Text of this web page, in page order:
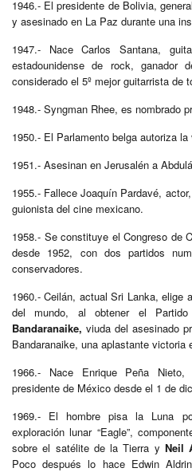
1946.- El presidente de Bolivia,
y asesinado en La Paz durante una
1947.- Nace Carlos Santana,
estadounidense de rock, ganador
considerado el 5º mejor guitarrista de
1948.- Syngman Rhee, es nombrado
1950.- El Parlamento belga autoriza
1951.- Asesinan en Jerusalén a
1955.- Fallece Joaquín Pardavé,
guionista del cine mexicano.
1958.- Se constituye el Congreso de
desde 1952, con dos partidos
conservadores.
1960.- Ceilán, actual Sri Lanka, elige
del mundo, al obtener el
Bandaranaike, viuda del asesinado
Bandaranaike, una aplastante victoria
1966.- Nace Enrique Peña
presidente de México desde el 1 de
1969.- El hombre pisa la Luna
exploración lunar “Eagle”,
sobre el satélite de la Tierra y Neil
Poco después lo hace Edwin